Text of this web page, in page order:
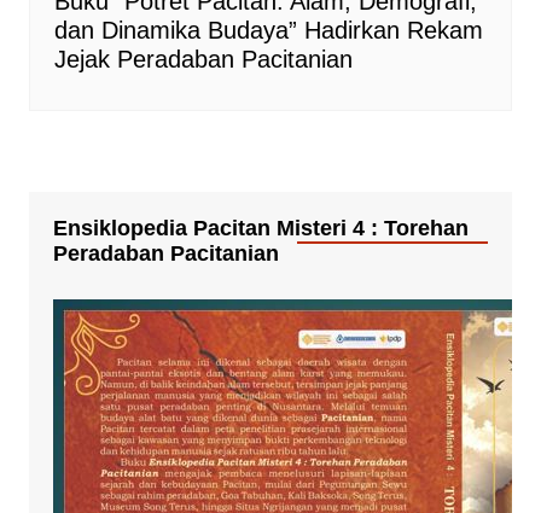
dan Dinamika Budaya” Hadirkan Rekam
Jejak Peradaban Pacitanian
Ensiklopedia Pacitan Misteri 4 : Torehan
Peradaban Pacitanian